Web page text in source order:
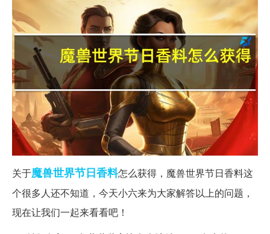
关于魔兽世界节日香料怎么获得，魔兽世界节日香料这
个很多人还不知道，今天小六来为大家解答以上的问题，
现在让我们一起来看看吧！